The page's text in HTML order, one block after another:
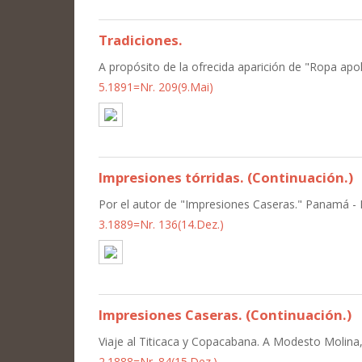
Tradiciones.
A propósito de la ofrecida aparición de "Ropa
5.1891=Nr. 209(9.Mai)
Impresiones tórridas. (Continuación.)
Por el autor de "Impresiones Caseras." Panamá -
3.1889=Nr. 136(14.Dez.)
Impresiones Caseras. (Continuación.)
Viaje al Titicaca y Copacabana. A Modesto